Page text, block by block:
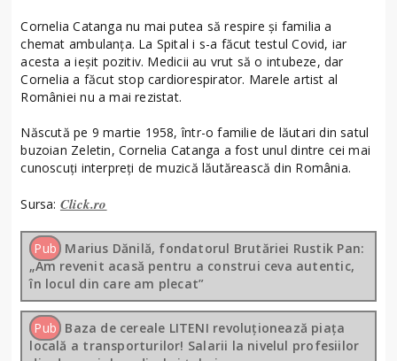
Cornelia Catanga nu mai putea să respire şi familia a
chemat ambulanţa. La Spital i s-a făcut testul Covid, iar
acesta a ieşit pozitiv. Medicii au vrut să o intubeze, dar
Cornelia a făcut stop cardiorespirator. Marele artist al
României nu a mai rezistat.
Născută pe 9 martie 1958, într-o familie de lăutari din satul
buzoian Zeletin, Cornelia Catanga a fost unul dintre cei mai
cunoscuţi interpreţi de muzică lăutărească din România.
Sursa: Click.ro
Pub Marius Dănilă, fondatorul Brutăriei Rustik Pan:
„Am revenit acasă pentru a construi ceva autentic,
în locul din care am plecat”
Pub Baza de cereale LITENI revoluționează piața
locală a transporturilor! Salarii la nivelul profesiilor